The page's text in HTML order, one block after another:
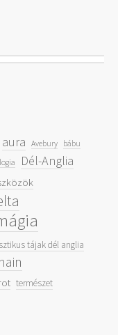
aura Avebury bábu
Dél-Anglia
tájak dél anglia
természet